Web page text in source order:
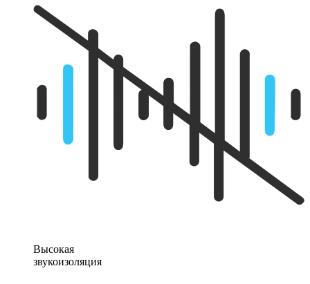
Высокая
звукоизоляция